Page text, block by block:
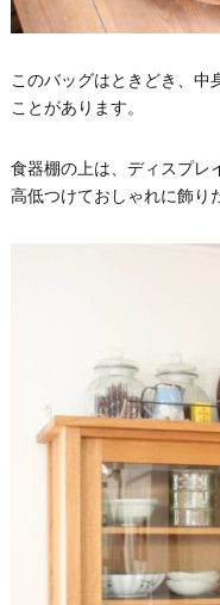
このバッグはときどき、中
ことがあります。
食器棚の上は、ディスプレ
高低つけておしゃれに飾り